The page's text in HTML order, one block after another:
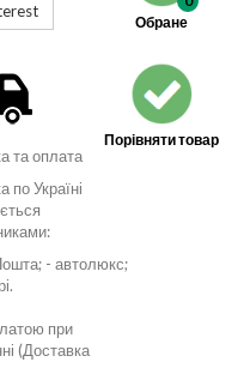
Обране
Порівняти товар
та оплата
по Україні
- автолюкс;
при
(Доставка